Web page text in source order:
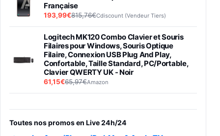
Française
193,99€815,76€Cdiscount (Vendeur Tiers)
Logitech MK120 Combo Clavier et Souris
Filaires pour Windows, Souris Optique
Filaire, Connexion USB Plug And Play,
Confortable, Taille Standard, PC/Portable,
Clavier QWERTY UK - Noir
61,15€65,97€Amazon
entraénement direct 3 vitesses (33-45-78
trs/min) avec pre-ampli intégré et port USB
Toutes nos promos en Live 24h/24